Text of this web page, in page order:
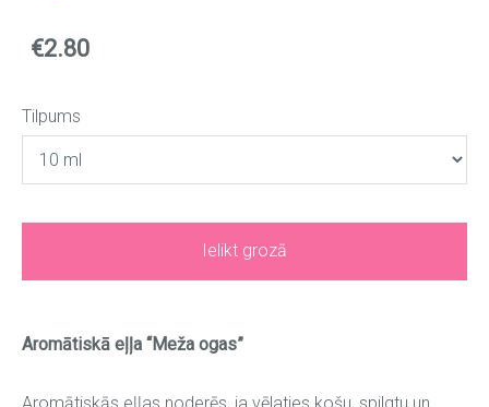
€2.80
Tilpums
Ielikt grozā
Aromātiskā eļļa “Meža ogas”